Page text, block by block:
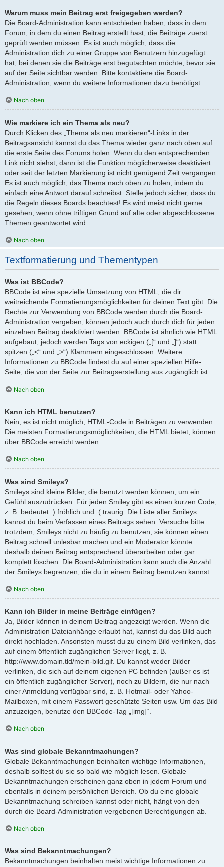
Warum muss mein Beitrag erst freigegeben werden?
Die Board-Administration kann entschieden haben, dass in dem
Forum, in dem du einen Beitrag erstellt hast, die Beiträge zuerst
geprüft werden müssen. Es ist auch möglich, dass die
Administration dich zu einer Gruppe von Benutzern hinzugefügt
hat, bei denen sie die Beiträge erst begutachten möchte, bevor sie
auf der Seite sichtbar werden. Bitte kontaktiere die Board-
Administration, wenn du weitere Informationen dazu benötigst.
Nach oben
Wie markiere ich ein Thema als neu?
Durch Klicken des „Thema als neu markieren“-Links in der
Beitragsansicht kannst du das Thema wieder ganz nach oben auf
die erste Seite des Forums holen. Wenn du den entsprechenden
Link nicht siehst, dann ist die Funktion möglicherweise deaktiviert
oder seit der letzten Markierung ist nicht genügend Zeit vergangen.
Es ist auch möglich, das Thema nach oben zu holen, indem du
einfach eine Antwort darauf schreibst. Stelle jedoch sicher, dass du
die Regeln dieses Boards beachtest! Es wird meist nicht gerne
gesehen, wenn ohne triftigen Grund auf alte oder abgeschlossene
Themen geantwortet wird.
Nach oben
Textformatierung und Thementypen
Was ist BBCode?
BBCode ist eine spezielle Umsetzung von HTML, die dir
weitreichende Formatierungsmöglichkeiten für deinen Text gibt. Die
Rechte zur Verwendung von BBCode werden durch die Board-
Administration vergeben, können jedoch auch durch dich für jeden
einzelnen Beitrag deaktiviert werden. BBCode ist ähnlich wie HTML
aufgebaut, jedoch werden Tags von eckigen („[“ und „]“) statt
spitzen („<“ und „>“) Klammern eingeschlossen. Weitere
Informationen zu BBCode findest du auf einer speziellen Hilfe-
Seite, die von der Seite zur Beitragserstellung aus zugänglich ist.
Nach oben
Kann ich HTML benutzen?
Nein, es ist nicht möglich, HTML-Code in Beiträgen zu verwenden.
Die meisten Formatierungsmöglichkeiten, die HTML bietet, können
über BBCode erreicht werden.
Nach oben
Was sind Smileys?
Smileys sind kleine Bilder, die benutzt werden können, um ein
Gefühl auszudrücken. Für jeden Smiley gibt es einen kurzen Code,
z. B. bedeutet :) fröhlich und :( traurig. Die Liste aller Smileys
kannst du beim Verfassen eines Beitrags sehen. Versuche bitte
trotzdem, Smileys nicht zu häufig zu benutzen, sie können einen
Beitrag schnell unlesbar machen und ein Moderator könnte
deshalb deinen Beitrag entsprechend überarbeiten oder gar
komplett löschen. Die Board-Administration kann auch die Anzahl
der Smileys begrenzen, die du in einem Beitrag benutzen kannst.
Nach oben
Kann ich Bilder in meine Beiträge einfügen?
Ja, Bilder können in deinem Beitrag angezeigt werden. Wenn die
Administration Dateianhänge erlaubt hat, kannst du das Bild auch
direkt hochladen. Ansonsten musst du zu einem Bild verlinken, das
auf einem öffentlich zugänglichen Server liegt, z. B.
http://www.domain.tld/mein-bild.gif. Du kannst weder Bilder
verlinken, die sich auf deinem eigenen PC befinden (außer es ist
ein öffentlich zugänglicher Server), noch zu Bildern, die nur nach
einer Anmeldung verfügbar sind, z. B. Hotmail- oder Yahoo-
Mailboxen, mit einem Passwort geschützte Seiten usw. Um das Bild
anzuzeigen, benutze den BBCode-Tag „[img]“.
Nach oben
Was sind globale Bekanntmachungen?
Globale Bekanntmachungen beinhalten wichtige Informationen,
deshalb solltest du sie so bald wie möglich lesen. Globale
Bekanntmachungen erscheinen ganz oben in jedem Forum und
ebenfalls in deinem persönlichen Bereich. Ob du eine globale
Bekanntmachung schreiben kannst oder nicht, hängt von den
durch die Board-Administration vergebenen Berechtigungen ab.
Nach oben
Was sind Bekanntmachungen?
Bekanntmachungen beinhalten meist wichtige Informationen zu